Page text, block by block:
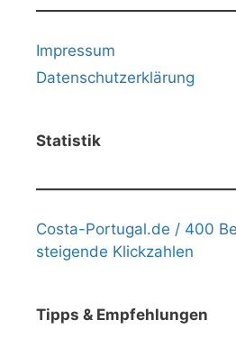
Impressum
Datenschutzerklärung
Statistik
Costa-Portugal.de / 400
steigende Klickzahlen
Tipps & Empfehlungen